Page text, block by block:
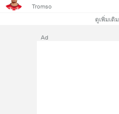
Tromso
ดูเพิ่มเติม
Ad